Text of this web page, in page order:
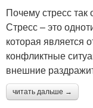
Почему стресс так
Стресс – это
которая является
конфликтные
внешние
читать дальше →